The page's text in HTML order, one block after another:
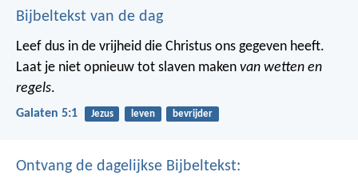
Bijbeltekst van de dag
Leef dus in de vrijheid die Christus ons gegeven heeft.
Laat je niet opnieuw tot slaven maken van wetten en
regels.
Galaten 5:1 Jezus leven bevrijder
Ontvang de dagelijkse Bijbeltekst: